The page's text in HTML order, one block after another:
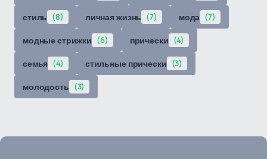
стиль (8) личная жизнь (7) мода (7)
модные стрижки (6) прически (4)
семья (4) стильные прически (3)
молодость (3)